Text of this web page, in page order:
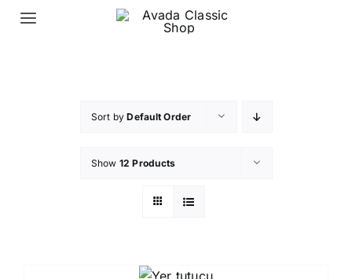
Skip
Toggle
Elektronik Sigara Likit
Elektronik Sigara Puff
Sort byDefault Order
Show 12 Products